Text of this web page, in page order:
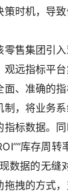
策时机，导
零售集团引
观远指标平
面、准确的
制，将业务
指标数据。
库存周转
数据的无缝
拖拽的方式